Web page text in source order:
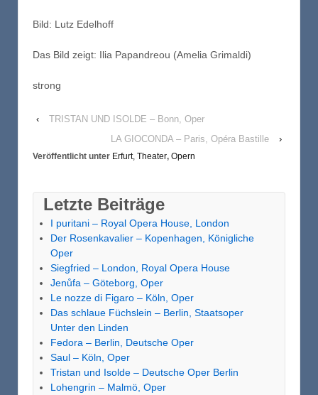
Bild: Lutz Edelhoff
Das Bild zeigt: Ilia Papandreou (Amelia Grimaldi)
strong
‹
TRISTAN UND ISOLDE – Bonn, Oper
LA GIOCONDA – Paris, Opéra Bastille
›
Veröffentlicht unter Erfurt, Theater, Opern
Letzte Beiträge
I puritani – Royal Opera House, London
Der Rosenkavalier – Kopenhagen, Königliche
Oper
Siegfried – London, Royal Opera House
Jenůfa – Göteborg, Oper
Le nozze di Figaro – Köln, Oper
Das schlaue Füchslein – Berlin, Staatsoper
Unter den Linden
Fedora – Berlin, Deutsche Oper
Saul – Köln, Oper
Tristan und Isolde – Deutsche Oper Berlin
Lohengrin – Malmö, Oper